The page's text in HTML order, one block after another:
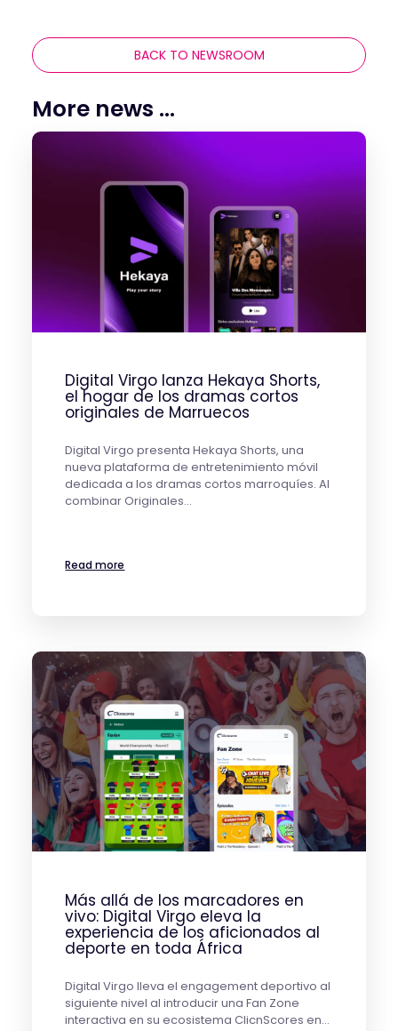
BACK TO NEWSROOM
More news ...
Digital Virgo lanza Hekaya Shorts,
el hogar de los dramas cortos
originales de Marruecos
Digital Virgo presenta Hekaya Shorts, una
nueva plataforma de entretenimiento móvil
dedicada a los dramas cortos marroquíes. Al
combinar Originales…
Read more
Más allá de los marcadores en
vivo: Digital Virgo eleva la
experiencia de los aficionados al
deporte en toda África
Digital Virgo lleva el engagement deportivo al
siguiente nivel al introducir una Fan Zone
interactiva en su ecosistema ClicnScores en…